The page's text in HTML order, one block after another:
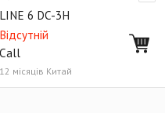
LINE 6 DC-3H
Відсутній
Call
12 місяців Китай